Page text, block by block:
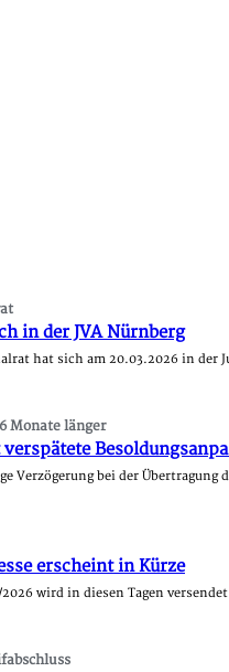
in der JVA Nürnberg
hat sich am 20.03.2026 in
Monate länger
Verzögerung bei der
erscheint in Kürze
2026 wird in diesen Tagen